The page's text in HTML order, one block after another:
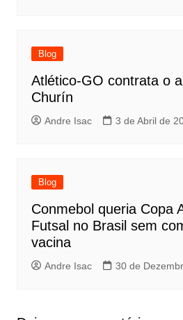
Blog
Atlético-GO contrata o
Churín
Andre Isac 3 de Abril de
Blog
Conmebol queria Copa
Futsal no Brasil sem
vacina
Andre Isac 30 de